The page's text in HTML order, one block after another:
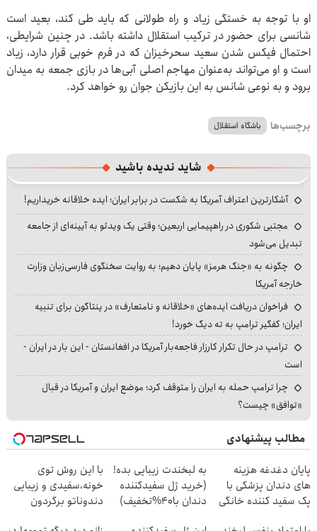
او با توجه به خستگی زیاد و راه طولانی که باید طی کند، بعید است
شانسی برای حضور در ترکیب استقلال داشته باشد. در چنین شرایطی،
احتمال فیکس شدن سعید سحرخیزان که در فرم خوبی قرار دارد، زیاد
است و او می‌تواند به‌عنوان مهاجم اصلی آبی‌ها در بازی جمعه به میدان
برود و به نوعی شانس به این بازیکن جوان رو خواهد کرد.
برچسب‌ها باشگاه استقلال
شاید ندیده باشید
آشکارترین اعتراف آمریکا به شکست در برابر ایران؛ ایده خلاقانه خریداریم!
مجتبی شکوری در راهپیمایی اربعین؛ وقتی یک ویدئو به آیینه‌ای از جامعه
تبدیل می‌شود
چگونه به «جنگ هرمز» پایان دهیم؛ به روایت سخنگوی فارسی‌زبان وزارت
خارجه آمریکا
فراخوان دریافت ایده‌های «خلاقانه و نامتعارف» در پنتاگون برای تنبیه
ایران؛ کفگیر ترامپ به ته دیگ خورد!
ترامپ در حال تکرار کارزار فاجعه‌بار آمریکا در افغانستان - این بار در ایران -
است
چرا ترامپ حمله به ایران را متوقف کرد؛ موضع ایران و آمریکا در قبال
«توافق» چیست؟
مطالب پیشنهادی
پایان دغدغه هزینه
های دندان پزشکی با
پک سفید کننده خانگی
به لبخندت زیبایی بده!
(خرید ژل سفیدکننده
دندان با40%تخفیف)
با این روش توی
خونه،سفیدی و زیبایی
دندوناتو برگردون